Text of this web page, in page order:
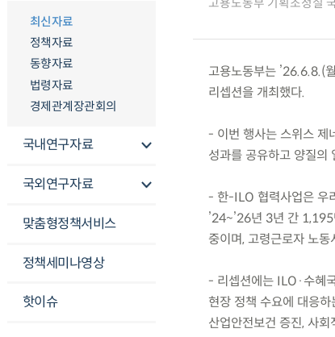
최신자료
정책자료
동향자료
법령자료
경제관계장관회의
국내연구자료
국외연구자료
맞춤형정책서비스
정책세미나영상
핫이슈
고용노동부 기획조정실
고용노동부는 ’26.6.8.(
리셉션을 개최했다.
- 이번 행사는 스위스 제
성과를 공유하고 양질의
- 한-ILO 협력사업은 우
’24~’26년 3년 간
중이며, 고령근로자 노
- 리셉션에는 ILO·수혜
현장 정책 수요에 대응
산업안전보건 증진, 사